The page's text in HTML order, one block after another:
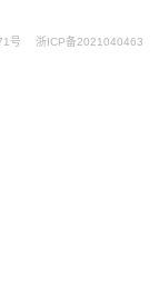
号 浙ICP备2021040463